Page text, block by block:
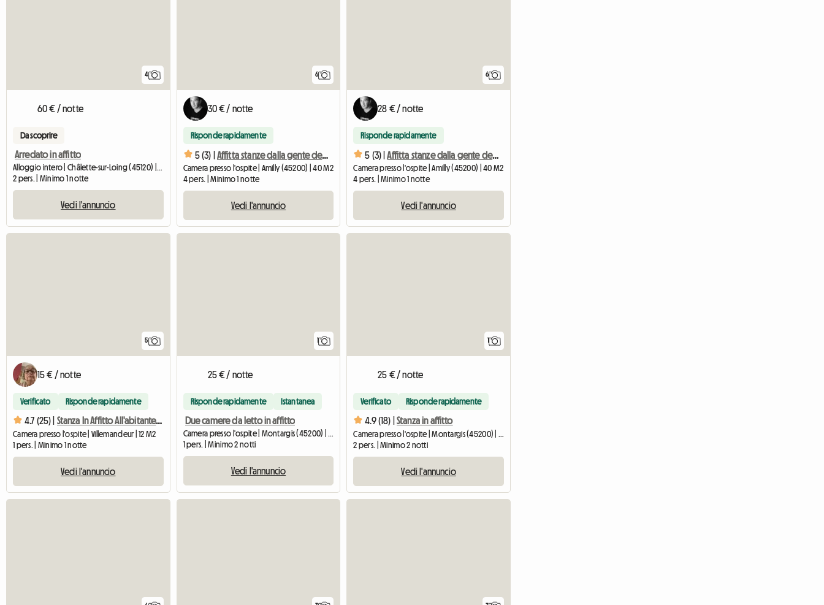
4
60 € / notte
Da scoprire
Arredato in affitto
Alloggio intero | Châlette-sur-Loing (45120) | 30 M2
2 pers. | Minimo 1 notte
Vedi l'annuncio
6
30 € / notte
Risponde rapidamente
5 (3) | Affitta stanze dalla gente del posto
Camera presso l'ospite | Amilly (45200) | 40 M2
4 pers. | Minimo 1 notte
Vedi l'annuncio
6
28 € / notte
Risponde rapidamente
5 (3) | Affitta stanze dalla gente del posto
Camera presso l'ospite | Amilly (45200) | 40 M2
4 pers. | Minimo 1 notte
Vedi l'annuncio
5
15 € / notte
Verificato Risponde rapidamente
4.7 (25) | Stanza In Affitto All'abitante Di Villemandeur
Camera presso l'ospite | Villemandeur | 12 M2
1 pers. | Minimo 1 notte
Vedi l'annuncio
1
25 € / notte
Risponde rapidamente Istantanea
Due camere da letto in affitto
1 pers. | Minimo 2 notti
Vedi l'annuncio
1
25 € / notte
Verificato Risponde rapidamente
4.9 (18) | Stanza in affitto
2 pers. | Minimo 2 notti
Vedi l'annuncio